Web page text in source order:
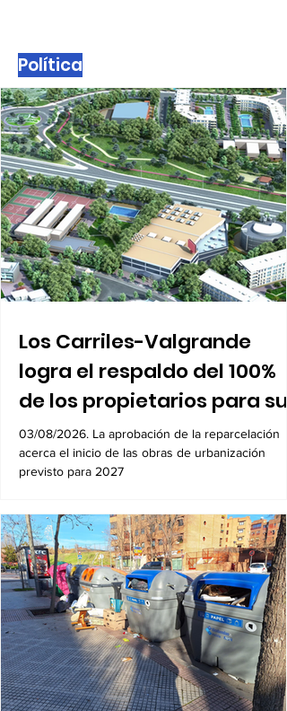
Política
Los Carriles-Valgrande
logra el respaldo del 100%
de los propietarios para sus
8.600 viviendas
03/08/2026. La aprobación de la reparcelación
acerca el inicio de las obras de urbanización
previsto para 2027